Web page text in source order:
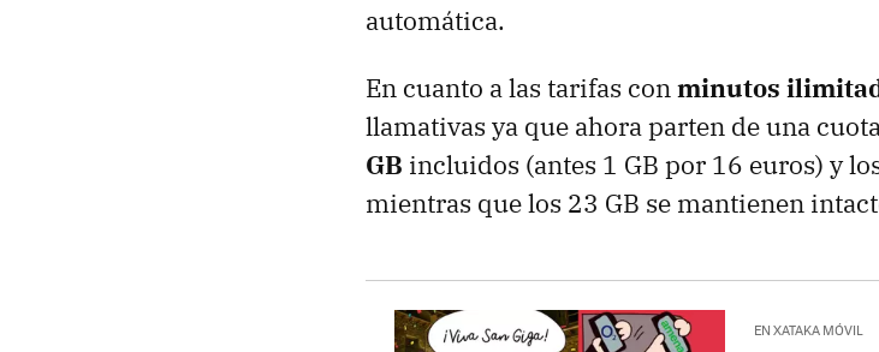
automática.
En cuanto a las tarifas conminutos
llamativas ya que ahora parten de una
GB incluidos (antes 1 GB por 16 euros) y
mientras que los 23 GB se mantienen
EN XATAKA MÓVIL